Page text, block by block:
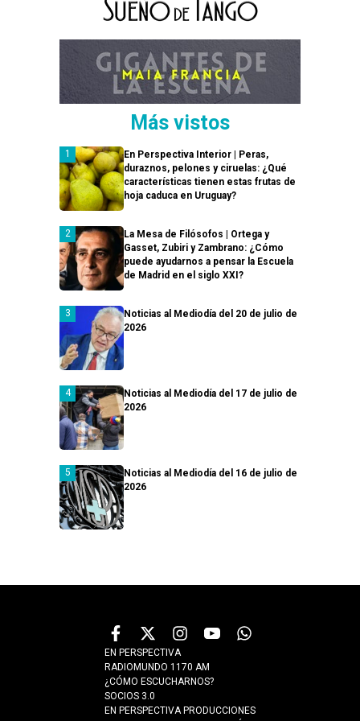
Más vistos
En Perspectiva Interior | Peras,
duraznos, pelones y ciruelas: ¿Qué
características tienen estas frutas de
hoja caduca en Uruguay?
La Mesa de Filósofos | Ortega y
Gasset, Zubiri y Zambrano: ¿Cómo
puede ayudarnos a pensar la Escuela
de Madrid en el siglo XXI?
Noticias al Mediodía del 20 de julio de
2026
Noticias al Mediodía del 17 de julio de
2026
Noticias al Mediodía del 16 de julio de
2026
EN PERSPECTIVA
RADIOMUNDO 1170 AM
¿CÓMO ESCUCHARNOS?
SOCIOS 3.0
EN PERSPECTIVA PRODUCCIONES